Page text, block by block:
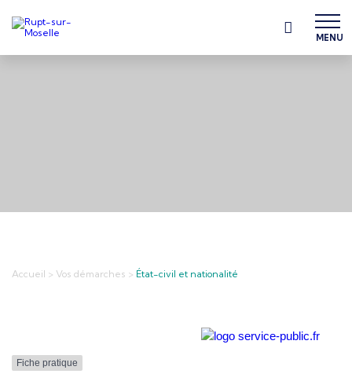
MENU
Accueil > Vos démarches > État-civil et nationalité
Fiche pratique